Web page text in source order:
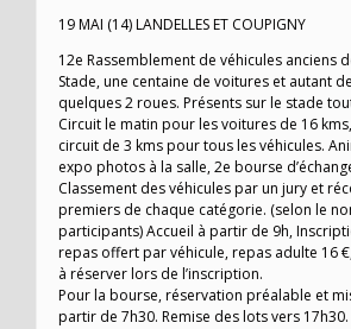
19 MAI (14) LANDELLES ET COUPIGNY
12e Rassemblement de véhicules anciens
Stade, une centaine de voitures et autant
quelques 2 roues. Présents sur le stade
Circuit le matin pour les voitures de 16
circuit de 3 kms pour tous les véhicules.
expo photos à la salle, 2e bourse
Classement des véhicules par un jury et
premiers de chaque catégorie. (selon le
participants) Accueil à partir de 9h,
repas offert par véhicule, repas adulte 16
à réserver lors de l’inscription.
Pour la bourse, réservation préalable et
partir de 7h30. Remise des lots vers 17h30.